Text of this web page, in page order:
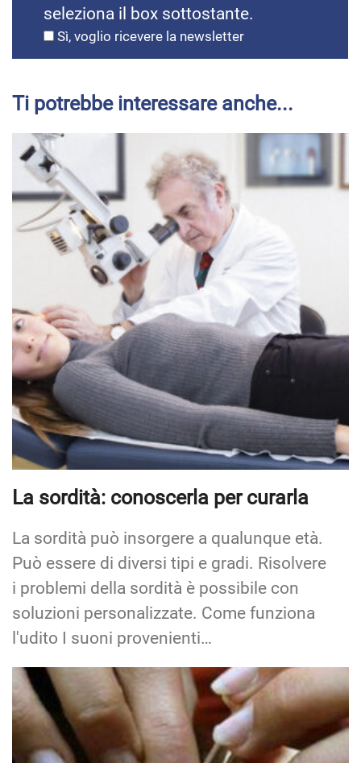
seleziona il box sottostante.
Sì, voglio ricevere la newsletter
Ti potrebbe interessare anche...
La sordità: conoscerla per curarla
La sordità può insorgere a qualunque età.
Può essere di diversi tipi e gradi. Risolvere
i problemi della sordità è possibile con
soluzioni personalizzate. Come funziona
l'udito I suoni provenienti…